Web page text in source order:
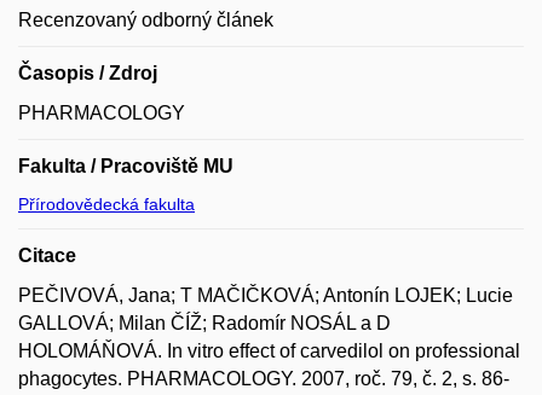
Recenzovaný odborný článek
Časopis / Zdroj
PHARMACOLOGY
Fakulta / Pracoviště MU
Přírodovědecká fakulta
Citace
PEČIVOVÁ, Jana; T MAČIČKOVÁ; Antonín LOJEK; Lucie
GALLOVÁ; Milan ČÍŽ; Radomír NOSÁL a D
HOLOMÁŇOVÁ. In vitro effect of carvedilol on professional
phagocytes. PHARMACOLOGY. 2007, roč. 79, č. 2, s. 86-